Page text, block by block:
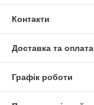
Контакти
Доставка та оплата
Графік роботи